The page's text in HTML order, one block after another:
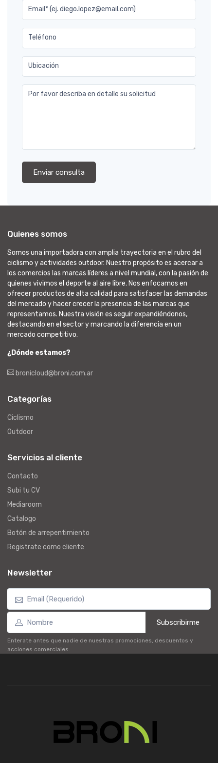
Email* (ej. diego.lopez@email.com)
Teléfono
Ubicación
Por favor describa en detalle su solicitud
Enviar consulta
Quienes somos
Somos una importadora con amplia trayectoria en el rubro del
ciclismo y actividades outdoor. Nuestro propósito es acercar a
los comercios las marcas líderes a nivel mundial, con la pasión de
quienes vivimos el deporte al aire libre. Nos enfocamos en
ofrecer productos de alta calidad para satisfacer las demandas
del mercado y hacer crecer la presencia de las marcas que
representamos. Nuestra visión es seguir expandiéndonos,
destacando en el sector y marcando la diferencia en un
mercado competitivo.
¿Dónde estamos?
bronicloud@broni.com.ar
Categorías
Ciclismo
Outdoor
Servicios al cliente
Contacto
Subi tu CV
Mediaroom
Catalogo
Botón de arrepentimiento
Registrate como cliente
Newsletter
Subscribirme
Enterate antes que nadie de nuestras promociones, descuentos y
acciones comerciales.